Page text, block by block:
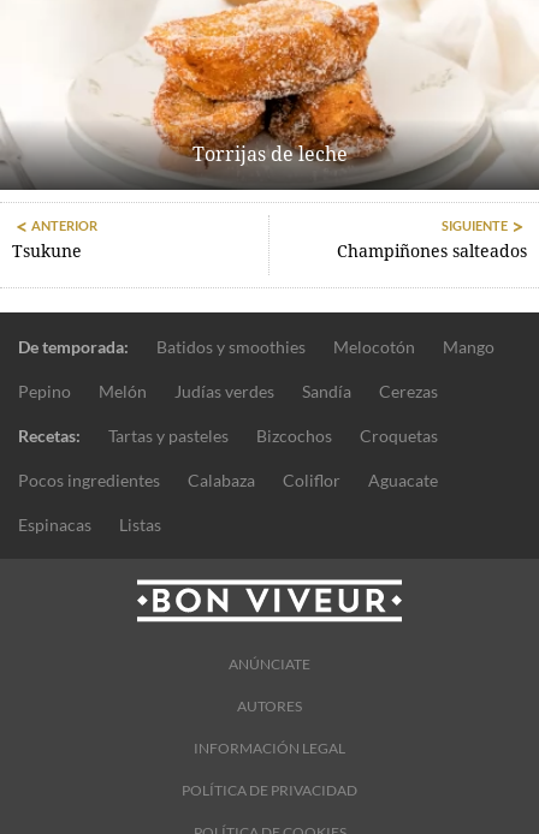
Torrijas de leche
ANTERIOR
Tsukune
SIGUIENTE
Champiñones salteados
De temporada: Batidos y smoothies Melocotón Mango
Pepino Melón Judías verdes Sandía Cerezas
Recetas: Tartas y pasteles Bizcochos Croquetas
Pocos ingredientes Calabaza Coliflor Aguacate
Espinacas Listas
ANÚNCIATE
AUTORES
INFORMACIÓN LEGAL
POLÍTICA DE PRIVACIDAD